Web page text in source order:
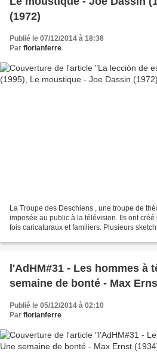
(1972)
Publié le 07/12/2014 à 18:36
Par florianferre
La Troupe des Deschiens , une troupe de
imposée au public à la télévision. Ils ont
fois caricaturaux et familiers. Plusieurs
l'AdHM#31 - Les hommes à
semaine de bonté - Max
Publié le 05/12/2014 à 02:10
Par florianferre